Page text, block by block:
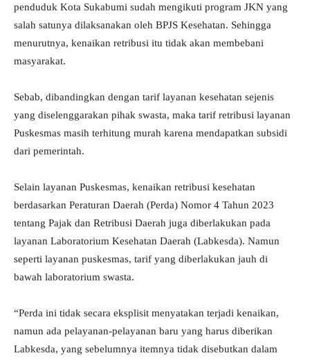
penduduk Kota Sukabumi sudah mengikuti program JKN yang
salah satunya dilaksanakan oleh BPJS Kesehatan. Sehingga
menurutnya, kenaikan retribusi itu tidak akan membebani
masyarakat.
Sebab, dibandingkan dengan tarif layanan kesehatan sejenis
yang diselenggarakan pihak swasta, maka tarif retribusi layanan
Puskesmas masih terhitung murah karena mendapatkan subsidi
dari pemerintah.
Selain layanan Puskesmas, kenaikan retribusi kesehatan
berdasarkan Peraturan Daerah (Perda) Nomor 4 Tahun 2023
tentang Pajak dan Retribusi Daerah juga diberlakukan pada
layanan Laboratorium Kesehatan Daerah (Labkesda). Namun
seperti layanan puskesmas, tarif yang diberlakukan jauh di
bawah laboratorium swasta.
“Perda ini tidak secara eksplisit menyatakan terjadi kenaikan,
namun ada pelayanan-pelayanan baru yang harus diberikan
Labkesda, yang sebelumnya itemnya tidak disebutkan dalam